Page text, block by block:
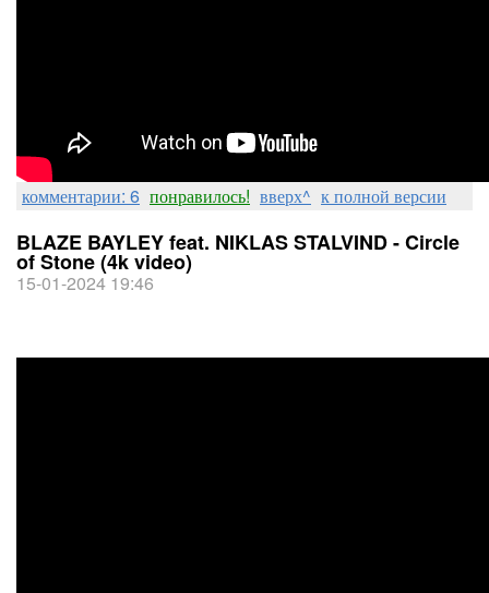
комментарии: 6 понравилось! вверх^ к полной версии
BLAZE BAYLEY feat. NIKLAS STALVIND - Circle
of Stone (4k video)
15-01-2024 19:46